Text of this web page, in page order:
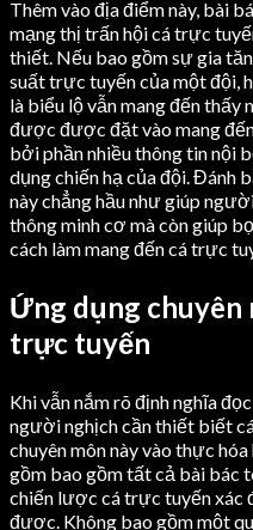
Thêm vào địa điểm này, bài
mạng thị trấn hội cá trực
thiết. Nếu bao gồm sự gia
suất trực tuyến của một đội,
là biểu lộ vẫn mang đến thấy
được được đặt vào mang
bởi phần nhiều thông tin nội
dụng chiến hạ của đội. Đánh
này chẳng hầu như giúp
thông minh cơ mà còn giúp
cách làm mang đến cá trực
Ứng dụng chuyên
trực tuyến
Khi vẫn nắm rõ định nghĩa
người nghịch cần thiết biết
chuyên môn này vào thực
gồm bao gồm tất cả bài bác
chiến lược cá trực tuyến xác
được. Không bao gồm một